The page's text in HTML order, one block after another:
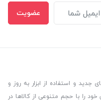
عضویت
جدید و استفاده از ابزار به روز و
خود را با حجم متنوعی از کالاها در